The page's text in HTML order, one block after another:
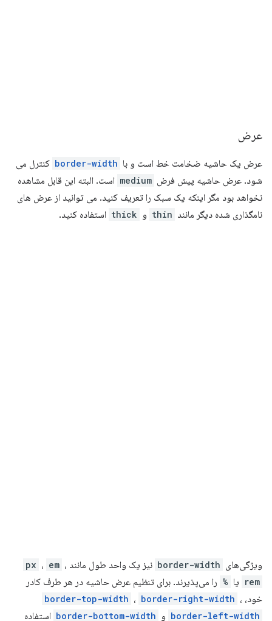
عرض
عرض یک حاشیه ضخامت خط است و با border-width کنترل می
شود. عرض حاشیه پیش فرض medium ​​است. البته این قابل مشاهده
نخواهد بود مگر اینکه یک سبک را تعریف کنید. می توانید از عرض های
نامگذاری شده دیگر مانند thin و thick استفاده کنید.
ویژگی‌های border-width نیز یک واحد طول مانند px ، em ،
rem یا % را می‌پذیرند. برای تنظیم عرض حاشیه در هر طرف کادر
خود،
border-top-width ، border-right-width ،
border-left-width و border-bottom-width استفاده